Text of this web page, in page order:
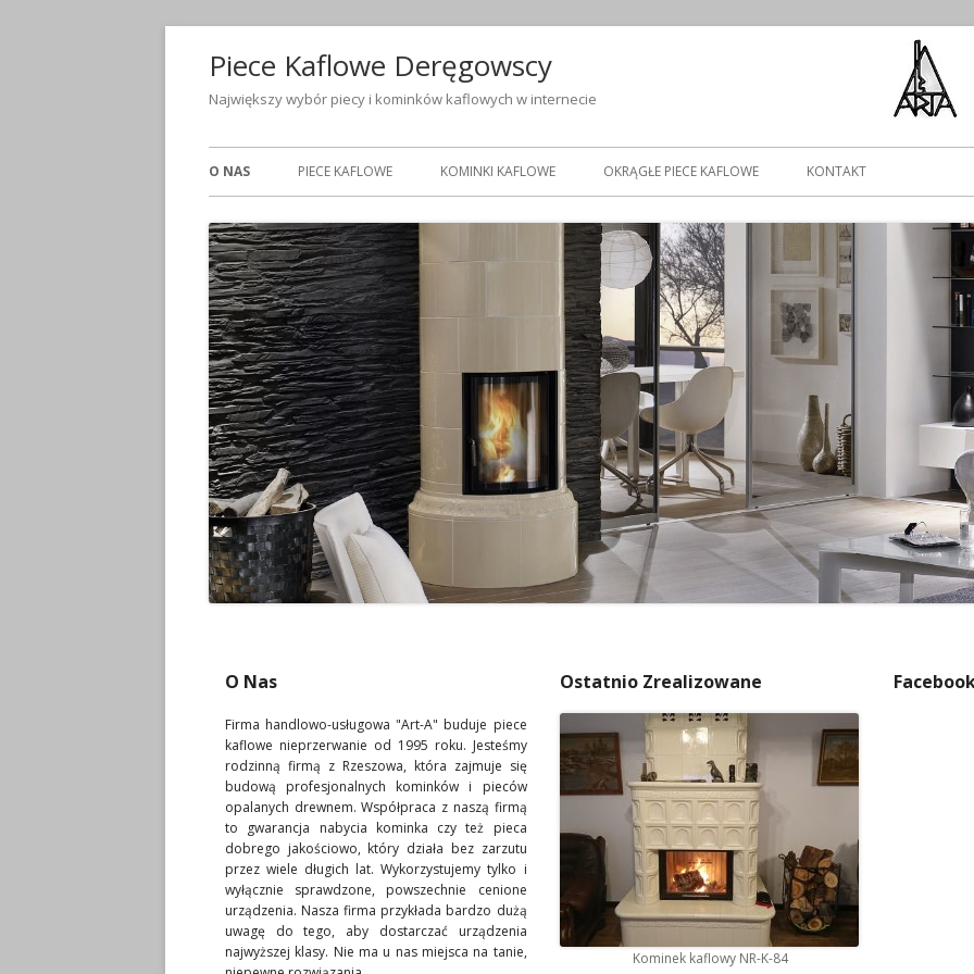
Piece Kaflowe Deręgowscy
Największy wybór piecy i kominków kaflowych w internecie
O NAS PIECE KAFLOWE KOMINKI KAFLOWE OKRĄGŁE PIECE KAFLOWE KONTAKT
O Nas
Firma handlowo-usługowa "Art-A" buduje piece
kaflowe nieprzerwanie od 1995 roku. Jesteśmy
rodzinną firmą z Rzeszowa, która zajmuje się
budową profesjonalnych kominków i pieców
opalanych drewnem. Współpraca z naszą firmą
to gwarancja nabycia kominka czy też pieca
dobrego jakościowo, który działa bez zarzutu
przez wiele długich lat. Wykorzystujemy tylko i
wyłącznie sprawdzone, powszechnie cenione
urządzenia. Nasza firma przykłada bardzo dużą
uwagę do tego, aby dostarczać urządzenia
najwyższej klasy. Nie ma u nas miejsca na tanie,
Ostatnio Zrealizowane
Kominek kaflowy NR-K-84